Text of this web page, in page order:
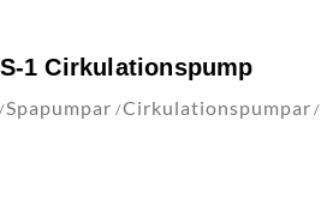
1 Cirkulationspump
/Spapumpar /Cirkulationspumpar /